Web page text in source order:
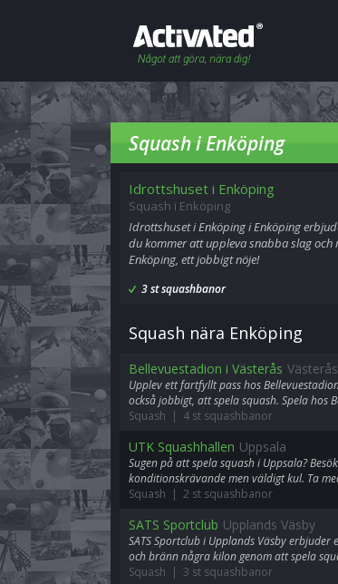
Squash i Enköping
Idrottshuset i Enköping
Squash i Enköping
Idrottshuset i Enköping i Enköping
du kommer att uppleva snabba slag och
Enköping, ett jobbigt nöje!
3 st squashbanor
Squash nära Enköping
Bellevuestadion i Västerås Västerås
Upplev ett fartfyllt pass hos
också jobbigt, att spela squash. Spela hos
Squash | 4 st squashbanor
UTK Squashhallen Uppsala
Sugen på att spela squash i Uppsala?
konditionskrävande men väldigt kul. Ta
Squash | 2 st squashbanor
SATS Sportclub Upplands Väsby
SATS Sportclub i Upplands Väsby
och bränn några kilon genom att spela
Squash | 3 st squashbanor